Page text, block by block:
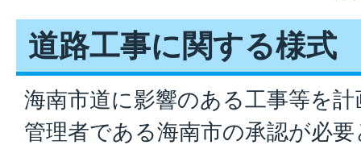
道路工事に関する様式
海南市道に影響のある工事等を
管理者である海南市の承認が必